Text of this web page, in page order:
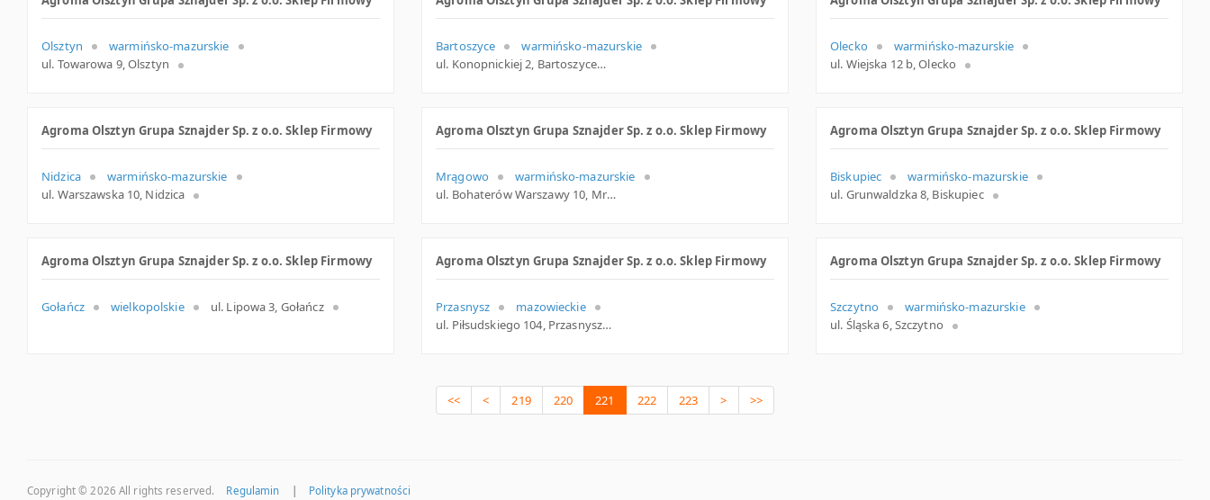
Olsztyn
warmińsko-mazurskie
ul. Towarowa 9, Olsztyn
Bartoszyce
warmińsko-mazurskie
ul. Konopnickiej 2, Bartoszyce
Olecko
warmińsko-mazurskie
ul. Wiejska 12 b, Olecko
Agroma Olsztyn Grupa Sznajder Sp. z o.o. Sklep Firmowy
Nidzica
warmińsko-mazurskie
ul. Warszawska 10, Nidzica
Agroma Olsztyn Grupa Sznajder Sp. z o.o. Sklep Firmowy
Mrągowo
warmińsko-mazurskie
ul. Bohaterów Warszawy 10, Mrągowo
Agroma Olsztyn Grupa Sznajder Sp. z o.o. Sklep Firmowy
Biskupiec
warmińsko-mazurskie
ul. Grunwaldzka 8, Biskupiec
Agroma Olsztyn Grupa Sznajder Sp. z o.o. Sklep Firmowy
Gołańcz wielkopolskie ul. Lipowa 3, Gołańcz
Agroma Olsztyn Grupa Sznajder Sp. z o.o. Sklep Firmowy
Przasnysz
mazowieckie
ul. Piłsudskiego 104, Przasnysz
Agroma Olsztyn Grupa Sznajder Sp. z o.o. Sklep Firmowy
Szczytno
warmińsko-mazurskie
ul. Śląska 6, Szczytno
<< < 219 220 221 222 223 > >>
Copyright © 2026 All rights reserved. Regulamin Polityka prywatności